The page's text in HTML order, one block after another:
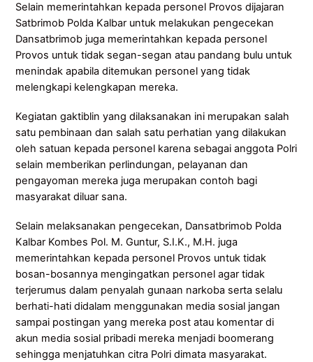
Selain memerintahkan kepada personel Provos dijajaran
Satbrimob Polda Kalbar untuk melakukan pengecekan
Dansatbrimob juga memerintahkan kepada personel
Provos untuk tidak segan-segan atau pandang bulu untuk
menindak apabila ditemukan personel yang tidak
melengkapi kelengkapan mereka.
Kegiatan gaktiblin yang dilaksanakan ini merupakan salah
satu pembinaan dan salah satu perhatian yang dilakukan
oleh satuan kepada personel karena sebagai anggota Polri
selain memberikan perlindungan, pelayanan dan
pengayoman mereka juga merupakan contoh bagi
masyarakat diluar sana.
Selain melaksanakan pengecekan, Dansatbrimob Polda
Kalbar Kombes Pol. M. Guntur, S.I.K., M.H. juga
memerintahkan kepada personel Provos untuk tidak
bosan-bosannya mengingatkan personel agar tidak
terjerumus dalam penyalah gunaan narkoba serta selalu
berhati-hati didalam menggunakan media sosial jangan
sampai postingan yang mereka post atau komentar di
akun media sosial pribadi mereka menjadi boomerang
sehingga menjatuhkan citra Polri dimata masyarakat.